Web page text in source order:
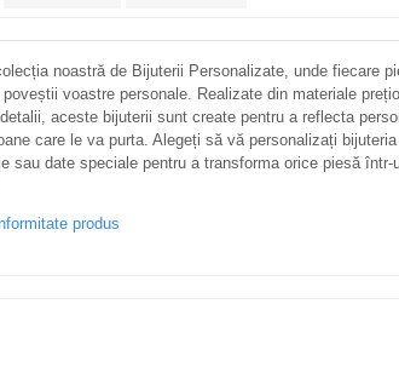
noastră de Bijuterii Personalizate, unde fiecare
voastre personale. Realizate din materiale
aceste bijuterii sunt create pentru a reflecta
care le va purta. Alegeți să vă personalizați
sau date speciale pentru a transforma orice piesă într-
produs